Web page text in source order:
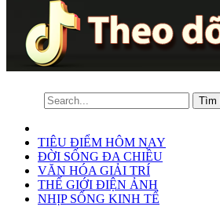
TIÊU ĐIỂM HÔM NAY
ĐỜI SỐNG ĐA CHIỀU
VĂN HÓA GIẢI TRÍ
THẾ GIỚI ĐIỆN ẢNH
NHỊP SỐNG KINH TẾ